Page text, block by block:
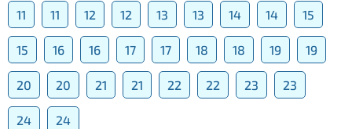
11 11 12 12 13 13 14 14 15
15 16 16 17 17 18 18 19 19
20 20 21 21 22 22 23 23
24 24